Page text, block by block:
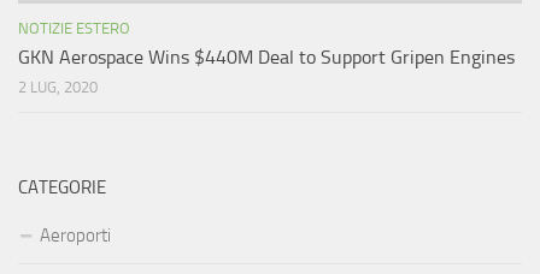
NOTIZIE ESTERO
GKN Aerospace Wins $440M Deal to Support Gripen Engines
2 LUG, 2020
CATEGORIE
Aeroporti